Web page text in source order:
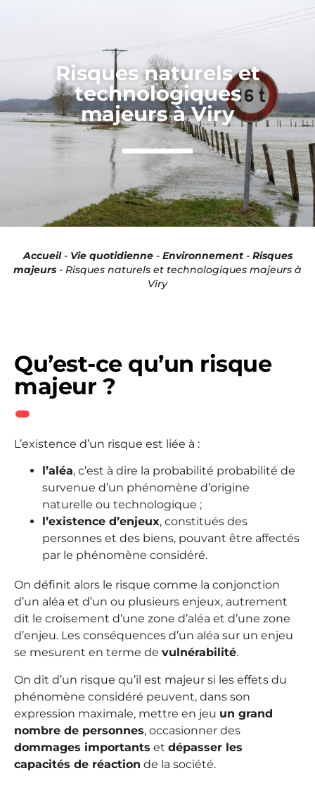
Risques naturels et
technologiques
majeurs à Viry
Accueil- Vie quotidienne- Environnement- Risques
majeurs - Risques naturels et technologiques majeurs à
Viry
Qu’est-ce qu’un risque
majeur ?
L’existence d’un risque est liée à :
l’aléa, c’est à dire la probabilité probabilité de
survenue d’un phénomène d’origine
naturelle ou technologique ;
l’existence d’enjeux, constitués des
personnes et des biens, pouvant être affectés
par le phénomène considéré.
On définit alors le risque comme la conjonction
d’un aléa et d’un ou plusieurs enjeux, autrement
dit le croisement d’une zone d’aléa et d’une zone
d’enjeu. Les conséquences d’un aléa sur un enjeu
se mesurent en terme de vulnérabilité.
On dit d’un risque qu’il est majeur si les effets du
phénomène considéré peuvent, dans son
expression maximale, mettre en jeu un grand
nombre de personnes, occasionner des
dommages importants et dépasser les
capacités de réaction de la société.